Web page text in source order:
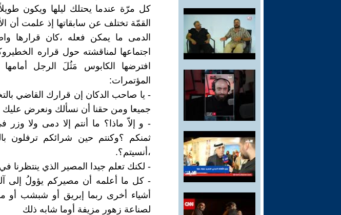
كل مرّة عندما يحتلك ليلها ويكون
القمّة تختلف عن سابقاتها إذ علمت أن
الدمى ما يمكن فعله ،كان قرارها
اجتماعها لمناقشته حول قراره
افترضها الكابوس مَثُلَ الرجل
المؤتمرات:
- يا صاحب الدكان إن قرارك القاضي
جميعا ومن حقنا أن نسألك ونعرض عليك
- و إلاّ ماذا؟ ما أنتم إلا دمى ولا
ثمنكم ؟وكنتم حين شرائكم ترفلون
،أنسيتم؟.
- لكنك تعلم جيدا المصير الذي ينتظرنا في
- كل ما أعلمه أن مصيركم يؤولُ إلى آلة
أشياء أخرى ربما إبريق أو شبشب أو
لصناعة زهور مزيفة أوما شابه ذلك